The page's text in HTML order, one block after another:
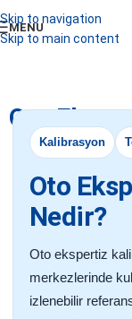
Skip to navigation
Skip to main content
MENU
Oto
Kalibrasyon
Oto
Nedir?
Oto ekspertiz
merkezlerinde
izlenebilir